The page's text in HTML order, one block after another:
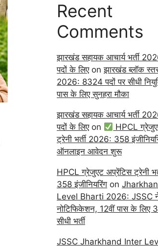
Recent
Comments
झारखंड सहायक आचार्य भर्ती
पदों के लिएonझारखंड ब्लॉक स्तर
2026: 8324 पदों पर सीधी
पास के लिए सुनहरा मौका
झारखंड सहायक आचार्य भर्ती
पदों के लिएon
HPCL
ट्रेनी भर्ती 2026: 358
ऑनलाइन आवेदन शुरू
HPCL ग्रेजुएट अप्रेंटिस ट्रेनी
358 इंजीनियरिंग on
Level Bharti 2026: JSSC ने
नोटिफिकेशन, 12वीं पास के लिए
सीधी भर्ती
JSSC Jharkhand Inter